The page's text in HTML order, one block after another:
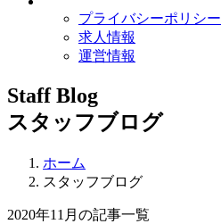
プライバシーポリシー
求人情報
運営情報
Staff Blog
スタッフブログ
ホーム
スタッフブログ
2020年11月の記事一覧